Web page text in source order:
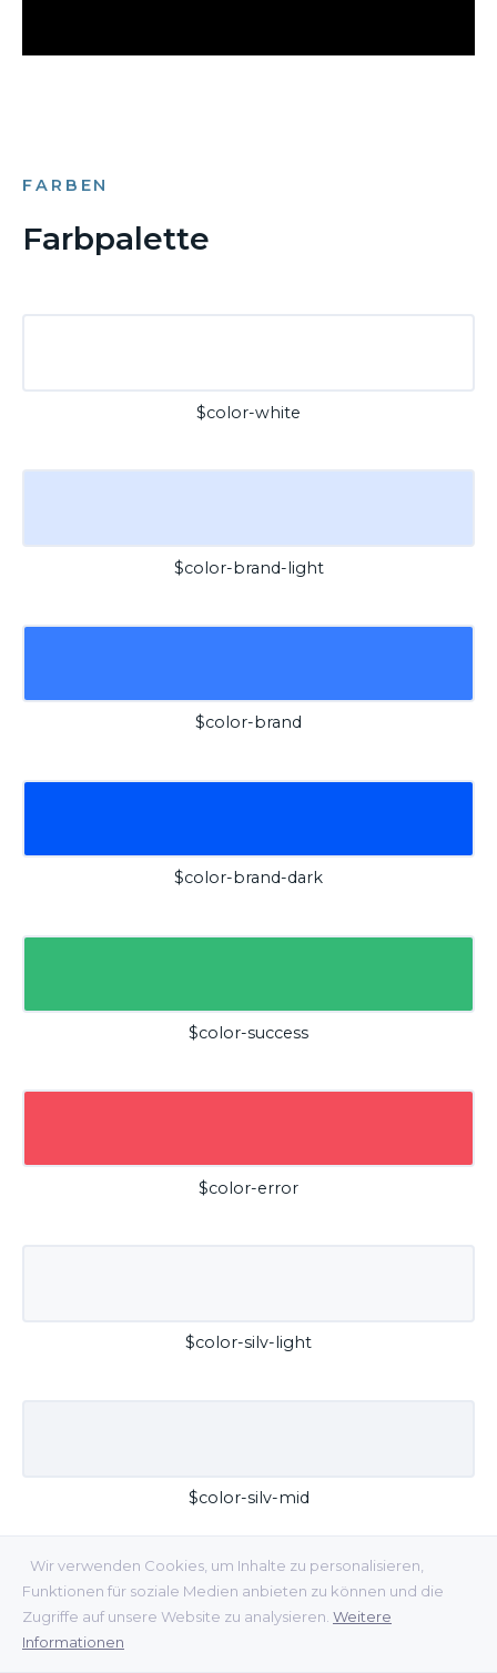
Wir verwenden Cookies, um Inhalte zu personalisieren,
Funktionen für soziale Medien anbieten zu können und die
Zugriffe auf unsere Website zu analysieren. Weitere
Informationen
FARBEN
Farbpalette
$color-white
$color-brand-light
$color-brand
$color-brand-dark
$color-success
$color-error
$color-silv-light
$color-silv-mid